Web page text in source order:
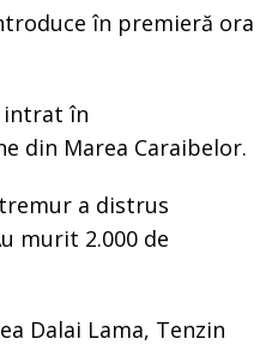
în premieră ora
intrat în
din Marea Caraibelor.
a distrus
murit 2.000 de
Dalai Lama, Tenzin